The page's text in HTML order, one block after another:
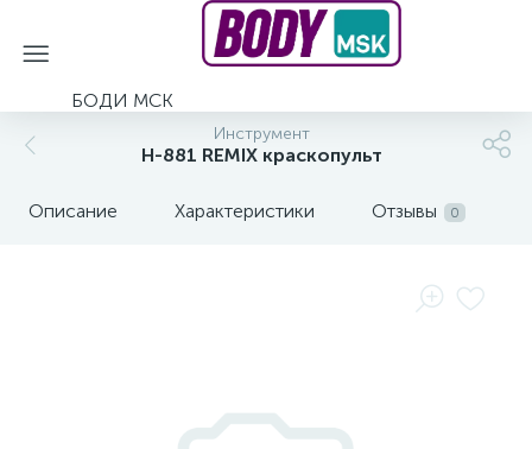
БОДИ МСК
Инструмент
H-881 REMIX краскопульт
Описание Характеристики Отзывы 0